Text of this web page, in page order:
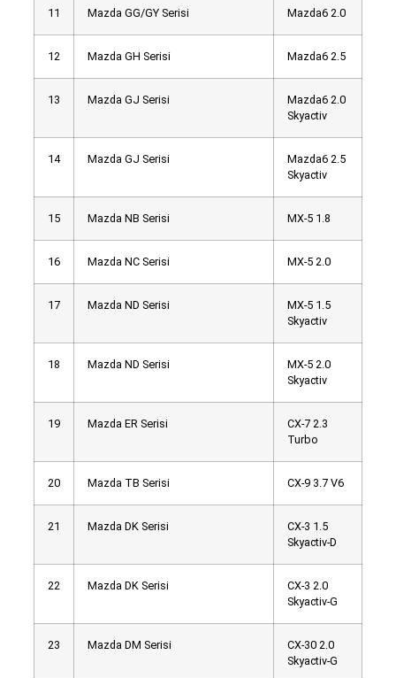
11 Mazda GG/GY Serisi Mazda6 2.0
12 Mazda GH Serisi Mazda6 2.5
13 Mazda GJ Serisi
Mazda6 2.0
Skyactiv
14 Mazda GJ Serisi
Mazda6 2.5
Skyactiv
15 Mazda NB Serisi MX-5 1.8
16 Mazda NC Serisi MX-5 2.0
17 Mazda ND Serisi
MX-5 1.5
Skyactiv
18 Mazda ND Serisi
MX-5 2.0
Skyactiv
19 Mazda ER Serisi
CX-7 2.3
Turbo
20 Mazda TB Serisi CX-9 3.7 V6
21 Mazda DK Serisi
CX-3 1.5
Skyactiv-D
22 Mazda DK Serisi
CX-3 2.0
Skyactiv-G
23 Mazda DM Serisi
CX-30 2.0
Skyactiv-G